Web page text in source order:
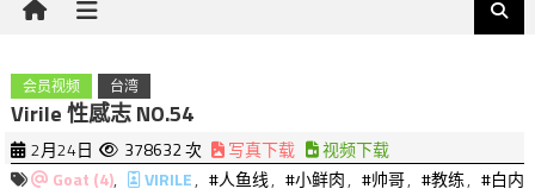
会员视频 台湾
Virile 性感志 NO.54
2月24日 378632 次 写真下载
视频下载
Goat (4), VIRILE, #人鱼线, #小鲜肉, #帅哥, #教练, #白内